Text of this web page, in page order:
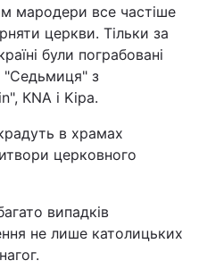
мародери все частіше
церкви. Тільки за
були пограбовані
"Седьмиця" з
КNA і Kipa.
в храмах
церковного
випадків
не лише католицьких